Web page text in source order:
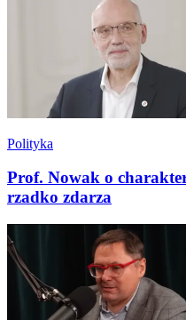
Polityka
Prof. Nowak o
rzadko zdarza